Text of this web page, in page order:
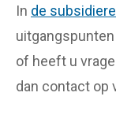
In de
of heeft u
dan contact op